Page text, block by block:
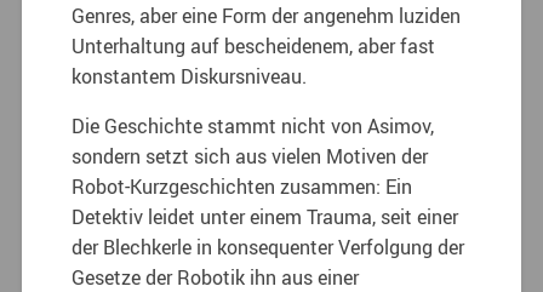
Genres, aber eine Form der angenehm luziden
Unterhaltung auf bescheidenem, aber fast
konstantem Diskursniveau.
Die Geschichte stammt nicht von Asimov,
sondern setzt sich aus vielen Motiven der
Robot-Kurzgeschichten zusammen: Ein
Detektiv leidet unter einem Trauma, seit einer
der Blechkerle in konsequenter Verfolgung der
Gesetze der Robotik ihn aus einer